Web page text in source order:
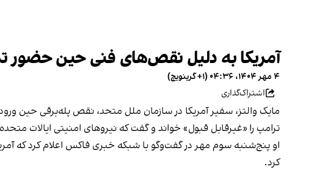
آمریکا به دلیل نقص‌های فنی حین حضور
۴ مهر ۱۴۰۴، ۰۴:۳۶ (‎+۱ گرینویچ)
اشتراک‌گذاری
مایک والتز، سفیر آمریکا در سازمان ملل متحد، نقص پله‌برقی حین
ترامپ را «غیرقابل قبول» خواند و گفت که نیروهای امنیتی ایالات
او پنج‌شنبه سوم مهر در گفت‌وگو با شبکه خبری فاکس اعلام کرد که
کرد.